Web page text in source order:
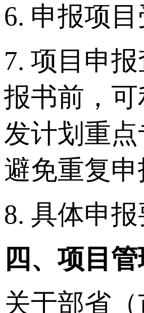
6. 申报项
7. 项目申
报书前，
发计划重
避免重复申
8. 具体申
四、项目
关于部省